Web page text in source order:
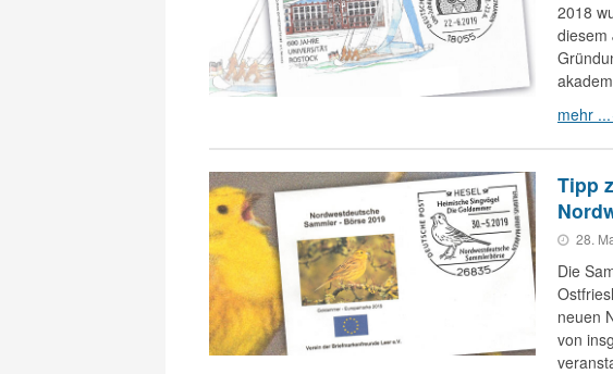
2018
diesem
mehr ...
Tipp
28.
Die
neuen
von